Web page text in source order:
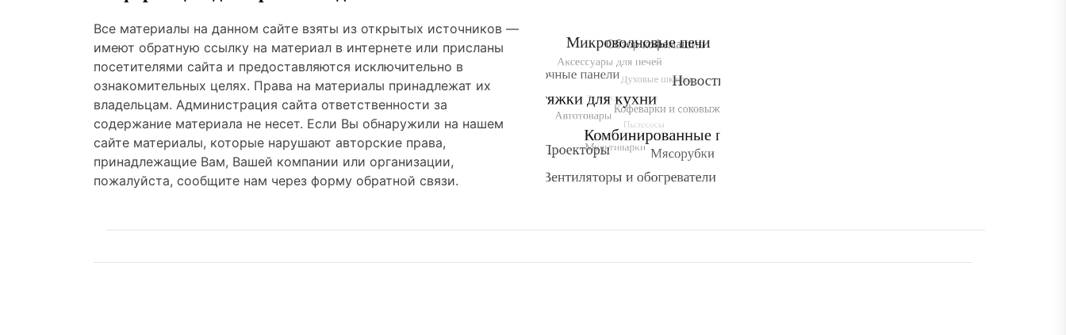
Все материалы на данном сайте взяты из открытых источников —
имеют обратную ссылку на материал в интернете или присланы
посетителями сайта и предоставляются исключительно в
ознакомительных целях. Права на материалы принадлежат их
владельцам. Администрация сайта ответственности за
содержание материала не несет. Если Вы обнаружили на нашем
сайте материалы, которые нарушают авторские права,
принадлежащие Вам, Вашей компании или организации,
пожалуйста, сообщите нам через форму обратной связи.